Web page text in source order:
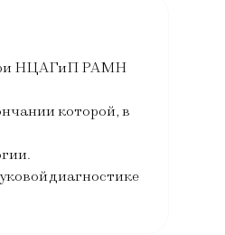
при НЦАГиП РАМН
которой, в
диагностике